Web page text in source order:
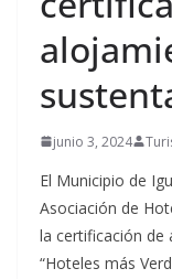
junio 3, 2024
El Municipio de
Asociación de
la certificación
“Hoteles más